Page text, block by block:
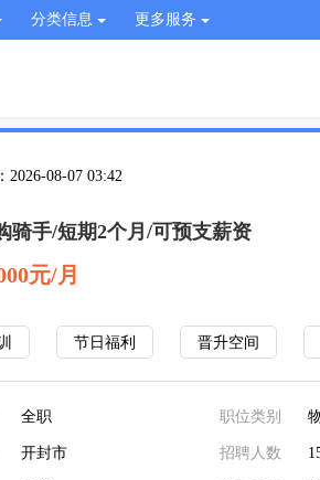
分类信息 更多服务
2026-08-07 03:42
骑手/短期2个月/可预支薪资
元/月
节日福利 晋升空间
全职
开封市
职位类别
招聘人数